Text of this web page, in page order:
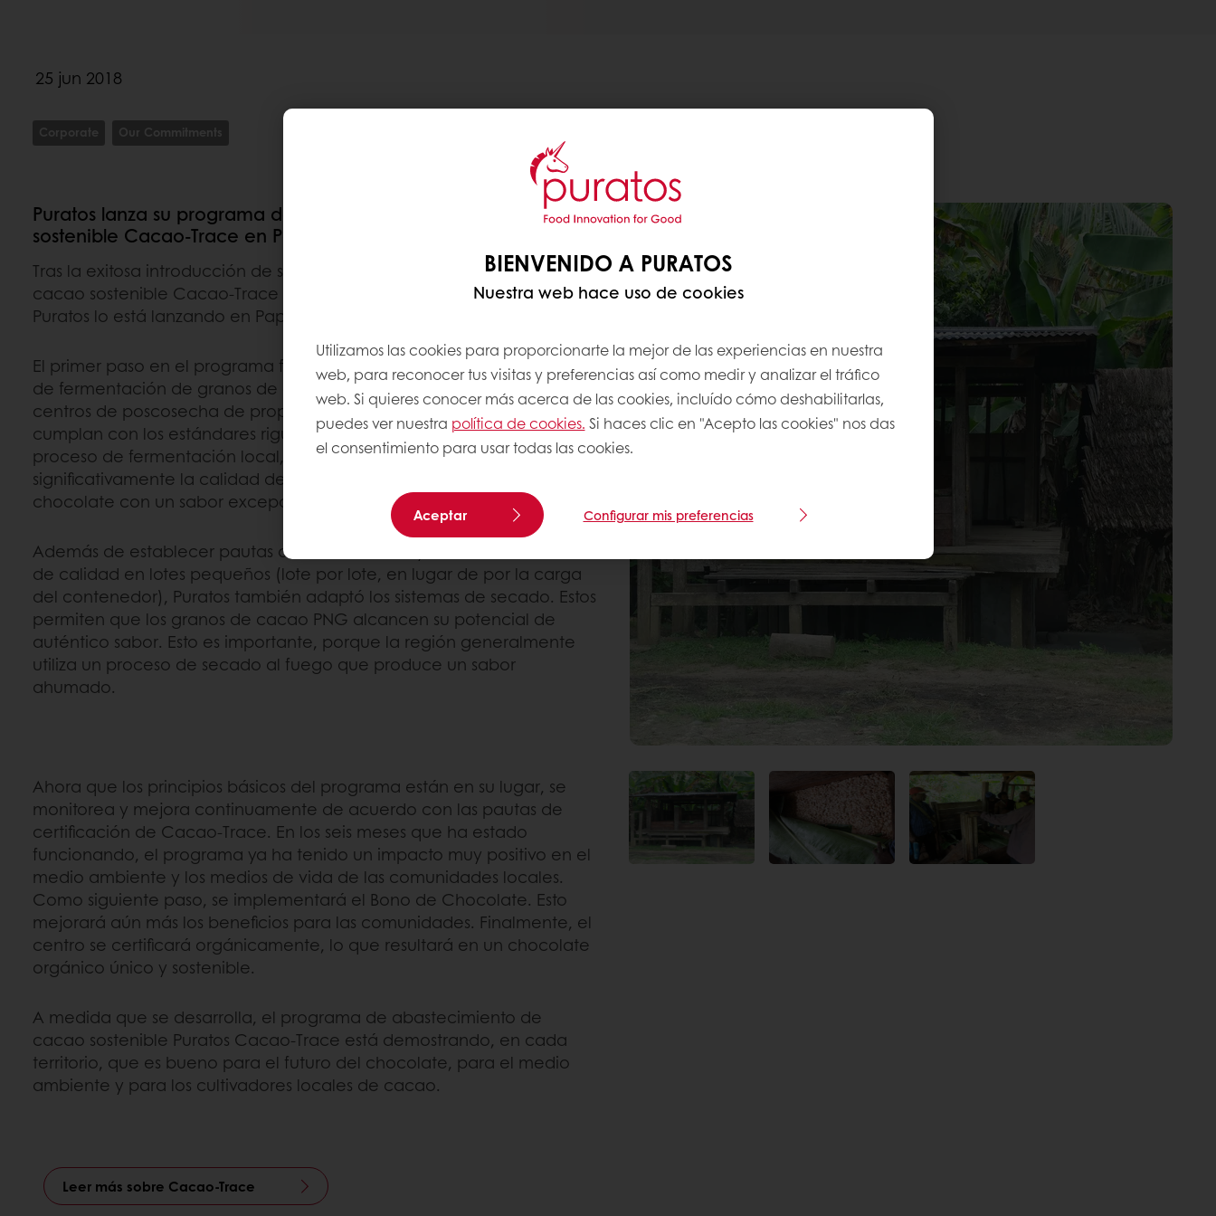
25 jun 2018
Corporate Our Commitments
Puratos lanza su programa de abastecimiento de cacao
sostenible Cacao-Trace en Papua Nueva Guinea
Tras la exitosa introducción de su programa de abastecimiento de
cacao sostenible Cacao-Trace en Vietnam, Côte d’Ivoire y Filipinas,
Puratos lo está lanzando en Papua Nueva Guinea.
El primer paso en el programa fue adaptar y estandarizar el proceso
de fermentación de granos de cacao en aproximadamente 60
centros de poscosecha de propiedad local para garantizar que
cumplan con los estándares rigurosos de Cacao-Trace. Al controlar el
proceso de fermentación local, Puratos pudo aumentar
significativamente la calidad de los granos de cacao. El resultado es
chocolate con un sabor excepcional.
Además de establecer pautas de fermentación y establecer controles
de calidad en lotes pequeños (lote por lote, en lugar de por la carga
del contenedor), Puratos también adaptó los sistemas de secado. Estos
permiten que los granos de cacao PNG alcancen su potencial de
auténtico sabor. Esto es importante, porque la región generalmente
utiliza un proceso de secado al fuego que produce un sabor
ahumado.
Ahora que los principios básicos del programa están en su lugar, se
monitorea y mejora continuamente de acuerdo con las pautas de
certificación de Cacao-Trace. En los seis meses que ha estado
funcionando, el programa ya ha tenido un impacto muy positivo en el
medio ambiente y los medios de vida de las comunidades locales.
Como siguiente paso, se implementará el Bono de Chocolate. Esto
mejorará aún más los beneficios para las comunidades. Finalmente, el
centro se certificará orgánicamente, lo que resultará en un chocolate
orgánico único y sostenible.
A medida que se desarrolla, el programa de abastecimiento de
cacao sostenible Puratos Cacao-Trace está demostrando, en cada
territorio, que es bueno para el futuro del chocolate, para el medio
ambiente y para los cultivadores locales de cacao.
Leer más sobre Cacao-Trace
BIENVENIDO A PURATOS
Nuestra web hace uso de cookies
Utilizamos las cookies para proporcionarte la mejor de las experiencias en nuestra
web, para reconocer tus visitas y preferencias así como medir y analizar el tráfico
web. Si quieres conocer más acerca de las cookies, incluído cómo deshabilitarlas,
puedes ver nuestra política de cookies. Si haces clic en "Acepto las cookies" nos das
el consentimiento para usar todas las cookies.
Aceptar Configurar mis preferencias